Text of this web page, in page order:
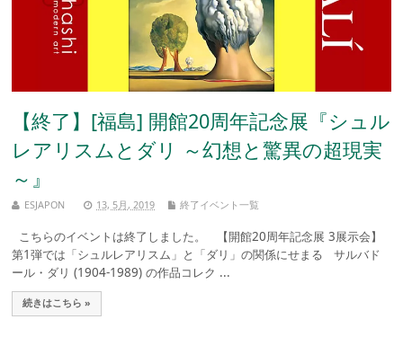
【終了】[福島] 開館20周年記念展『シュル
レアリスムとダリ ～幻想と驚異の超現実
～』
ESJAPON 13, 5月, 2019 終了イベント一覧
こちらのイベントは終了しました。 【開館20周年記念展 3展示会】
第1弾では「シュルレアリスム」と「ダリ」の関係にせまる サルバド
ール・ダリ (1904-1989) の作品コレク ...
続きはこちら »